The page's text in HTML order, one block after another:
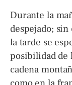
Durante la
despejado;
la tarde se
posibilidad de
cadena